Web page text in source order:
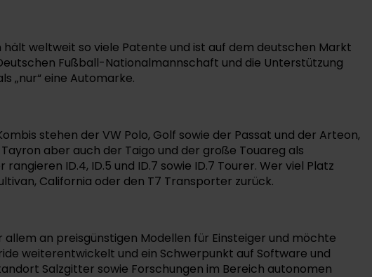
weltweit so viele Patente und ist auf dem deutschen Markt
Fußball-Nationalmannschaft und die Unterstützung
„nur“ eine Automarke.
stehen der VW Polo, Golf sowie der Passat und der Arteon,
aber auch der Taigo und der große Touareg als
ID.4, ID.5 und ID.7 sowie ID.7 Tourer. Wer viel Platz
California oder den T7 Transporter zurück.
an preisgünstigen Modellen für Einsteiger und möchte
weiterentwickelt und ein Schwerpunkt auf Software und
Salzgitter sowie Forschungen im Bereich autonomen